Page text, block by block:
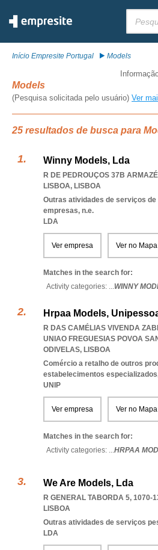
Início Empresite Portugal Models
Models
(Pesquisa solicitada pelo usuário) Ver
25 resultados de busca para
Winny Models, Lda
R DE PEDROUÇOS 37B
LISBOA, LISBOA
Outras atividades de serviços
empresas, n.e.
LDA
Ver empresa Ver no Mapa
Matches in the search for:
Activity categories: ...WINNY
Hrpaa Models,
R DAS CAMÉLIAS VIVENDA
UNIAO FREGUESIAS POVOA
ODIVELAS, LISBOA
Comércio a retalho de outros
estabelecimentos
UNIP
Ver empresa Ver no Mapa
Matches in the search for:
Activity categories: ...HRPAA
We Are Models, Lda
R GENERAL TABORDA 5, 1070-
LISBOA
Outras atividades de serviços
LDA